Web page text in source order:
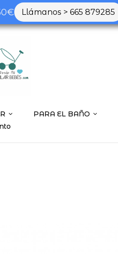
Llámanos > 665 879285
PARA EL BAÑO